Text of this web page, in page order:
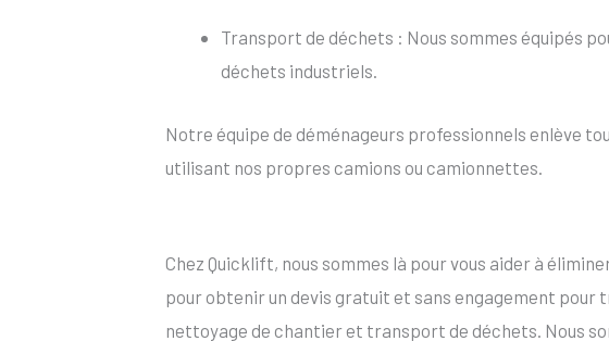
Transport de déchets : Nous sommes équipés
déchets industriels.
Notre équipe de déménageurs professionnels enlève
utilisant nos propres camions ou camionnettes.
Chez Quicklift, nous sommes là pour vous aider à
pour obtenir un devis gratuit et sans engagement pour
nettoyage de chantier et transport de déchets. Nous